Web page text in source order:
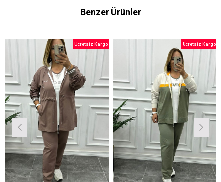
Benzer Ürünler
Ücretsiz Kargo Ücretsiz Kargo